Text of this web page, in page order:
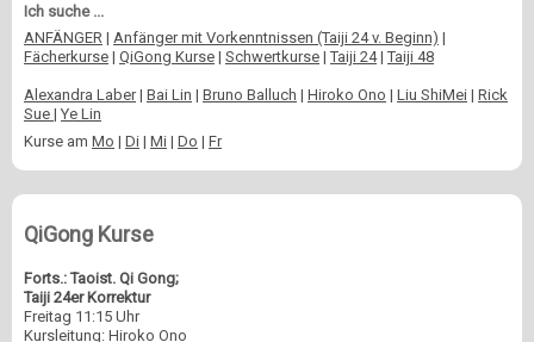
Programm
!NEU! Herbst Programm 2026
Frühjahr 2026
Glossar
News & Events
Buch & DVD
Presse
Ich suche ...
ANFÄNGER | Anfänger mit Vorkenntnissen (Taiji 24 v. Beginn) |
Fächerkurse | QiGong Kurse | Schwertkurse |Taiji 24|Taiji 48
Alexandra Laber| Bai Lin | Bruno Balluch | Hiroko Ono | Liu ShiMei | Rick
Sue | Ye Lin
Kurse am Mo | Di | Mi | Do | Fr
QiGong Kurse
Forts.: Taoist. Qi Gong;
Taiji 24er Korrektur
Freitag 11:15 Uhr
Kursleitung: Hiroko Ono